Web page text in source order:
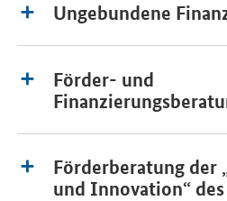
Ungebundene
Förder- und
Förderberatung der
und Innovation“